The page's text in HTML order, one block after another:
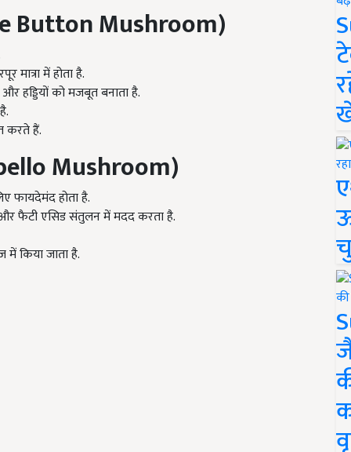
Button Mushroom)
मात्रा में होता है.
हड्डियों को मजबूत बनाता है.
करते हैं.
Mushroom)
फायदेमंद होता है.
और फैटी एसिड संतुलन में मदद करता है.
में किया जाता है.